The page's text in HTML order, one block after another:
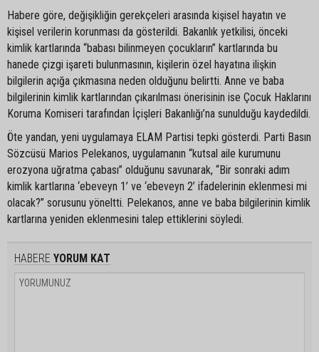
Habere göre, değişikliğin gerekçeleri arasında kişisel hayatın ve
kişisel verilerin korunması da gösterildi. Bakanlık yetkilisi, önceki
kimlik kartlarında “babası bilinmeyen çocukların” kartlarında bu
hanede çizgi işareti bulunmasının, kişilerin özel hayatına ilişkin
bilgilerin açığa çıkmasına neden olduğunu belirtti. Anne ve baba
bilgilerinin kimlik kartlarından çıkarılması önerisinin ise Çocuk Haklarını
Koruma Komiseri tarafından İçişleri Bakanlığı’na sunulduğu kaydedildi.
Öte yandan, yeni uygulamaya ELAM Partisi tepki gösterdi. Parti Basın
Sözcüsü Marios Pelekanos, uygulamanın “kutsal aile kurumunu
erozyona uğratma çabası” olduğunu savunarak, “Bir sonraki adım
kimlik kartlarına ‘ebeveyn 1’ ve ‘ebeveyn 2’ ifadelerinin eklenmesi mi
olacak?” sorusunu yöneltti. Pelekanos, anne ve baba bilgilerinin kimlik
kartlarına yeniden eklenmesini talep ettiklerini söyledi.
HABERE YORUM KAT